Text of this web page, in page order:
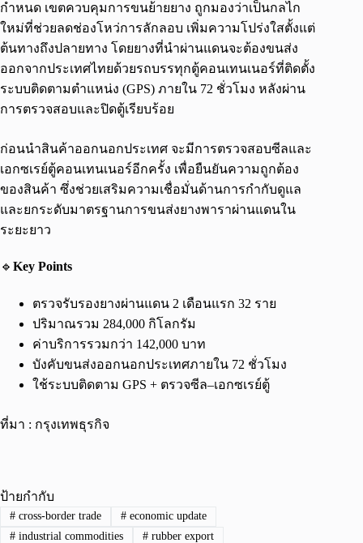
กำหนด เขตควบคุมการขนย้ายยาง ถูกมองว่าเป็นกลไก
ใหม่ที่ช่วยลดช่องโหว่การลักลอบ เพิ่มความโปร่งใสตั้งแต่
ต้นทางถึงปลายทาง โดยยางที่นำผ่านแดนจะต้องขนส่ง
ออกจากประเทศไทยด้วยรถบรรทุกตู้คอนเทนเนอร์ที่ติดตั้ง
ระบบติดตามตำแหน่ง (GPS) ภายใน 72 ชั่วโมง หลังผ่าน
การตรวจสอบและปิดตู้เรียบร้อย
ก่อนนำสินค้าออกนอกประเทศ จะมีการตรวจสอบซีลและ
เอกซเรย์ตู้คอนเทนเนอร์อีกครั้ง เพื่อยืนยันความถูกต้อง
ของสินค้า ซึ่งช่วยเสริมความเชื่อมั่นด้านการกำกับดูแล
และยกระดับมาตรฐานการขนส่งยางพาราผ่านแดนใน
ระยะยาว
🔹 Key Points
ตรวจรับรองยางผ่านแดน 2 เดือนแรก 32 ราย
ปริมาณรวม 284,000 กิโลกรัม
ค่าบริการรวมกว่า 142,000 บาท
บังคับขนส่งออกนอกประเทศภายใน 72 ชั่วโมง
ใช้ระบบติดตาม GPS + ตรวจซีล–เอกซเรย์ตู้
ที่มา : กรุงเทพธุรกิจ
ป้ายกำกับ
#cross-border trade #economic update
#industrial commodities #rubber export